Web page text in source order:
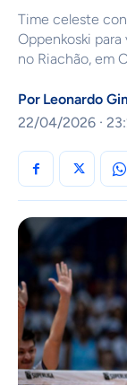
Time celeste
Oppenkoski
no Riachão, em
Por Leonardo
22/04/2026 ·